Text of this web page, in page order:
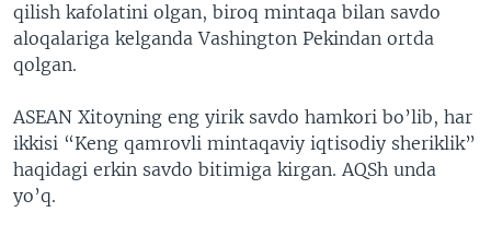
qilish kafolatini olgan, biroq mintaqa bilan savdo
aloqalariga kelganda Vashington Pekindan ortda
qolgan.
ASEAN Xitoyning eng yirik savdo hamkori bo’lib, har
ikkisi “Keng qamrovli mintaqaviy iqtisodiy sheriklik”
haqidagi erkin savdo bitimiga kirgan. AQSh unda
yo’q.